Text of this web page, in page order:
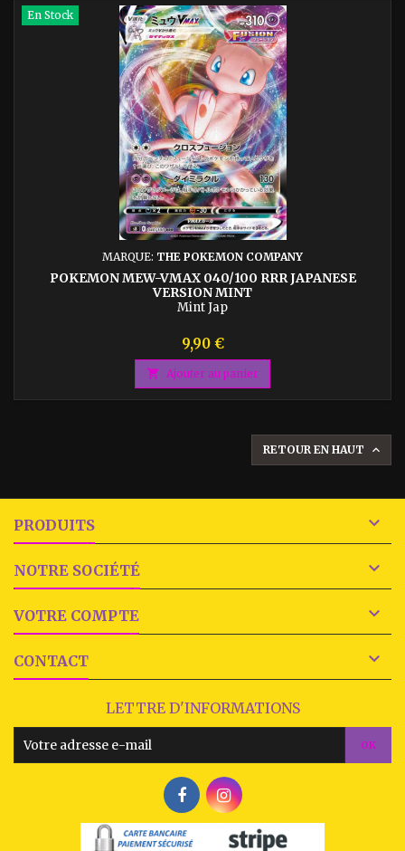
En Stock
MARQUE: THE POKEMON COMPANY
POKEMON MEW-VMAX 040/100 RRR JAPANESE
VERSION MINT
Mint Jap
Prix
9,90 €
 Ajouter au panier
RETOUR EN HAUT 
PRODUITS 
NOTRE SOCIÉTÉ 
VOTRE COMPTE 
CONTACT 
LETTRE D'INFORMATIONS